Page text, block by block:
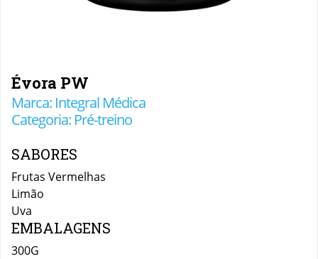
Évora PW
Marca: Integral Médica
Categoria: Pré-treino
SABORES
Frutas Vermelhas
Limão
Uva
EMBALAGENS
300G